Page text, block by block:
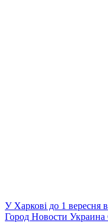
У Харкові до 1 вересня
Город Новости Украина